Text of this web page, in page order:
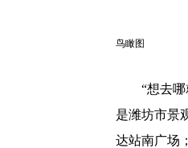
鸟瞰图
“想去
是潍坊市景
达站南广场